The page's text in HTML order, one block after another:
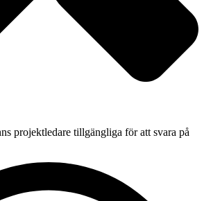
projektledare tillgängliga för att svara på